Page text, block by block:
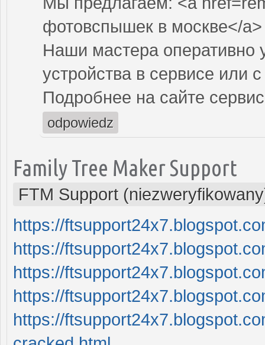
фотовспышек в москве</a>
Наши мастера оперативно
устройства в сервисе или
Подробнее на сайте
odpowiedz
Family Tree Maker Support
FTM Support
https://
https://
https://
https://
https://